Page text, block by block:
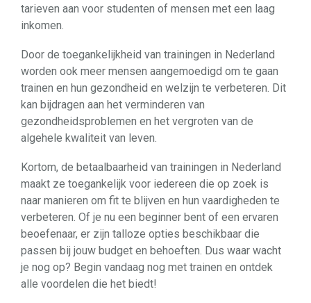
tarieven aan voor studenten of mensen met een laag
inkomen.
Door de toegankelijkheid van trainingen in Nederland
worden ook meer mensen aangemoedigd om te gaan
trainen en hun gezondheid en welzijn te verbeteren. Dit
kan bijdragen aan het verminderen van
gezondheidsproblemen en het vergroten van de
algehele kwaliteit van leven.
Kortom, de betaalbaarheid van trainingen in Nederland
maakt ze toegankelijk voor iedereen die op zoek is
naar manieren om fit te blijven en hun vaardigheden te
verbeteren. Of je nu een beginner bent of een ervaren
beoefenaar, er zijn talloze opties beschikbaar die
passen bij jouw budget en behoeften. Dus waar wacht
je nog op? Begin vandaag nog met trainen en ontdek
alle voordelen die het biedt!